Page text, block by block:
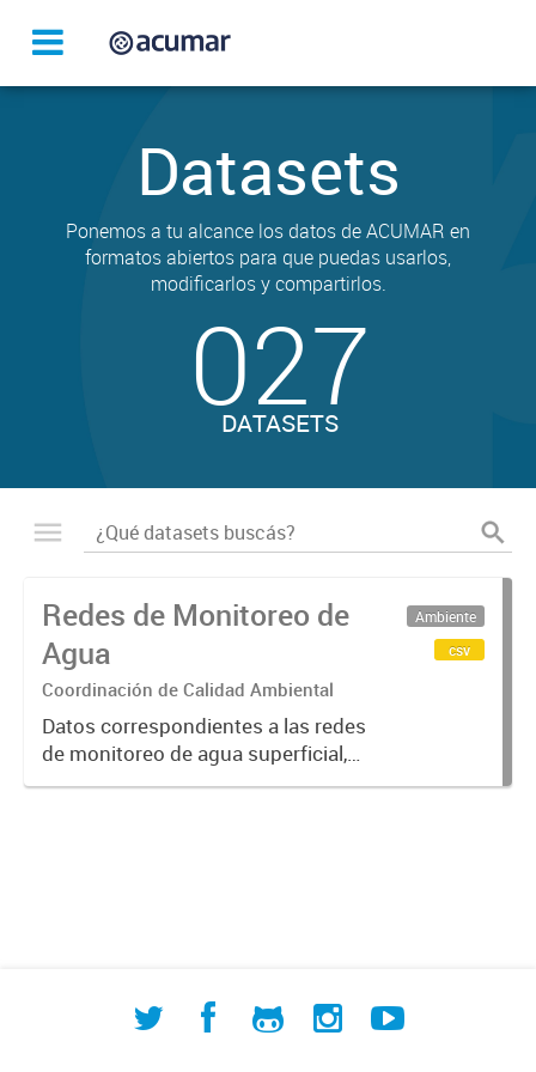
Datasets
Ponemos a tu alcance los datos de ACUMAR en
formatos abiertos para que puedas usarlos,
modificarlos y compartirlos.
027
DATASETS
Redes de Monitoreo de
Agua
Coordinación de Calidad Ambiental
Datos correspondientes a las redes
de monitoreo de agua superficial,
subterránea y humedales (cuerpos
Ambiente
csv